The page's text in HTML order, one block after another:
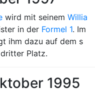
wird mit seinem Willia
in der Formel 1. Im
ihm dazu auf dem s
Platz.
1995